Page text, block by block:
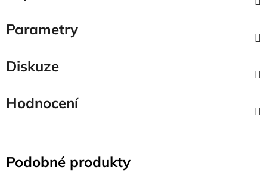
Parametry
Diskuze
Hodnocení
Podobné produkty